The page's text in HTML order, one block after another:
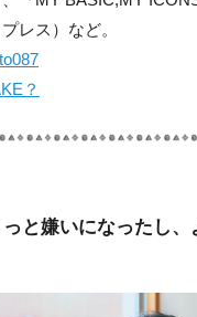
レス）など。
？
と嫌いになったし、